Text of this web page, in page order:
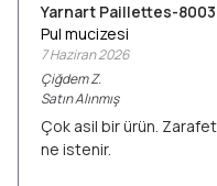
Yarnart Paillettes-8003
Pul mucizesi
7 Haziran 2026
ÇiğdemZ.
Satın Alınmış
Çok asil bir ürün.
ne istenir.